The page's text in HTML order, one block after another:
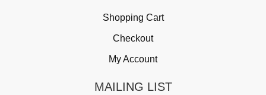
Shopping Cart
Checkout
My Account
MAILING LIST